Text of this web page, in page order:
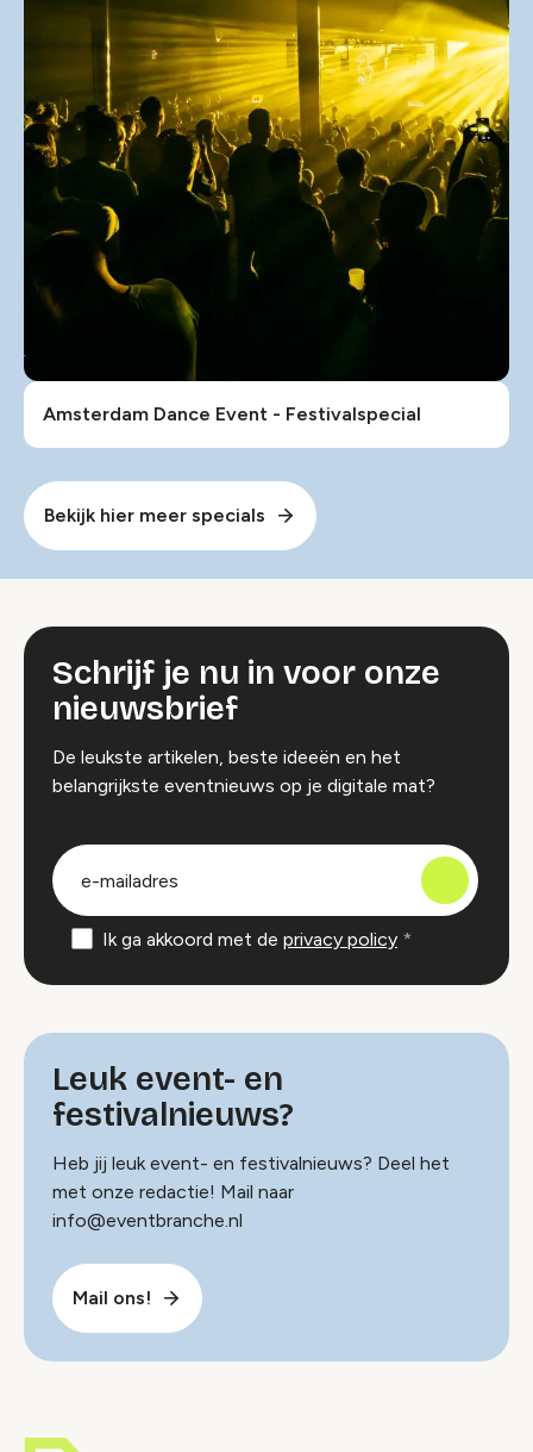
Amsterdam Dance Event - Festivalspecial
Bekijk hier meer specials
Schrijf je nu in voor onze
nieuwsbrief
De leukste artikelen, beste ideeën en het
belangrijkste eventnieuws op je digitale mat?
groep
Ik ga akkoord met de privacy policy
Leuk event- en
festivalnieuws?
Heb jij leuk event- en festivalnieuws? Deel het
met onze redactie! Mail naar
info@eventbranche.nl
Mail ons!